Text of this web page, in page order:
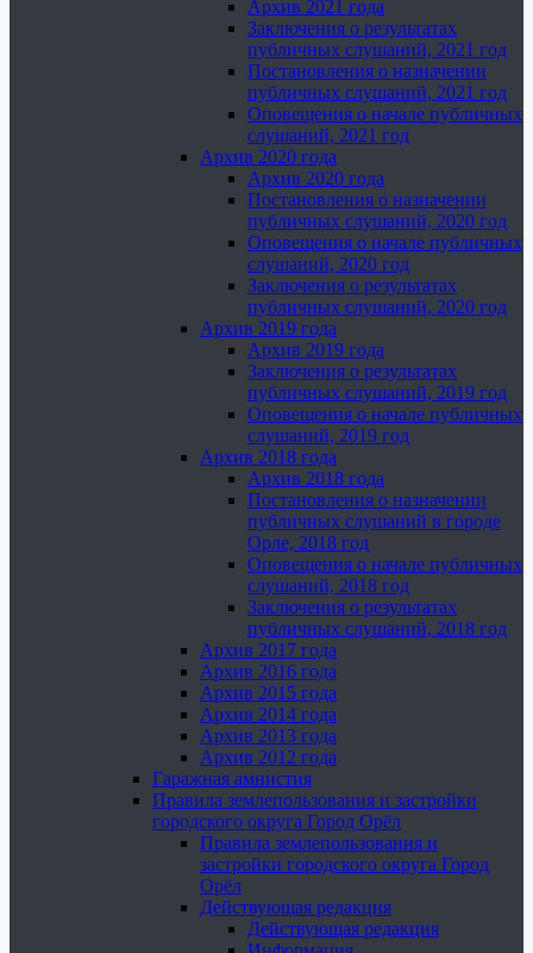
Архив 2021 года
Заключения о результатах
публичных слушаний, 2021 год
Постановления о назначении
публичных слушаний, 2021 год
Оповещения о начале публичных
слушаний, 2021 год
Архив 2020 года
Архив 2020 года
Постановления о назначении
публичных слушаний, 2020 год
Оповещения о начале публичных
слушаний, 2020 год
Заключения о результатах
публичных слушаний, 2020 год
Архив 2019 года
Архив 2019 года
Заключения о результатах
публичных слушаний, 2019 год
Оповещения о начале публичных
слушаний, 2019 год
Архив 2018 года
Архив 2018 года
Постановления о назначении
публичных слушаний в городе
Орле, 2018 год
Оповещения о начале публичных
слушаний, 2018 год
Заключения о результатах
публичных слушаний, 2018 год
Архив 2017 года
Архив 2016 года
Архив 2015 года
Архив 2014 года
Архив 2013 года
Архив 2012 года
Гаражная амнистия
Правила землепользования и застройки
городского округа Город Орёл
Правила землепользования и
застройки городского округа Город
Орёл
Действующая редакция
Действующая редакция